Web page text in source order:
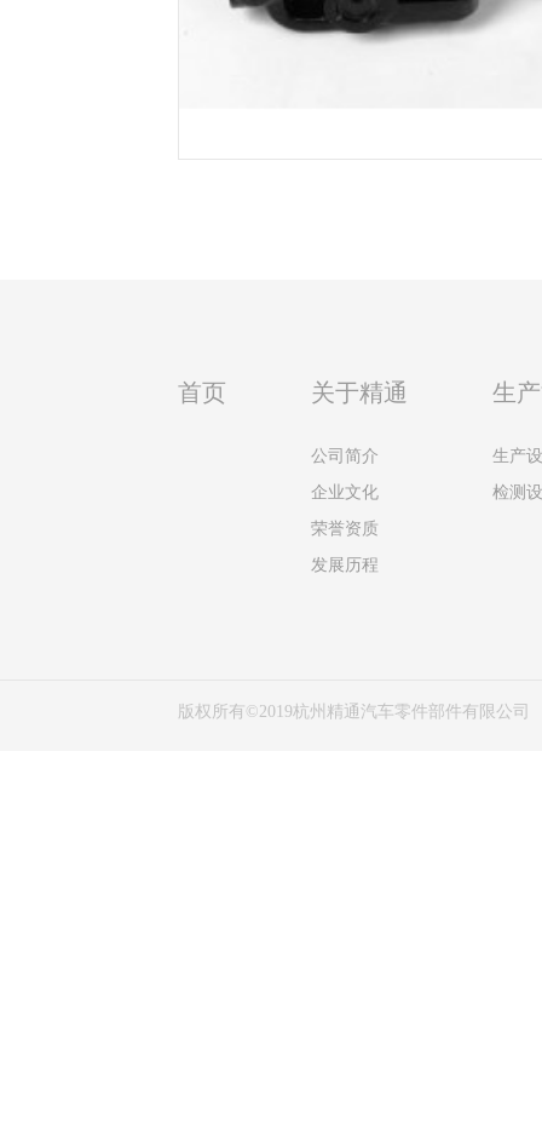
首页 关于精通
公司简介
企业文化
荣誉资质
发展历程
生
生产
检测
版权所有©2019杭州精通汽车零件部件有限公